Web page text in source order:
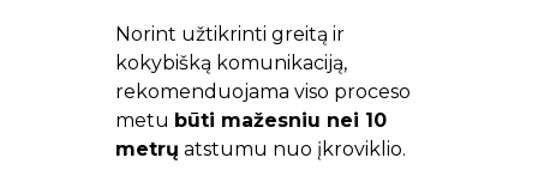
Norint užtikrinti greitą ir
kokybišką komunikaciją,
rekomenduojama viso proceso
metu būti mažesniu nei 10
metrų atstumu nuo įkroviklio.